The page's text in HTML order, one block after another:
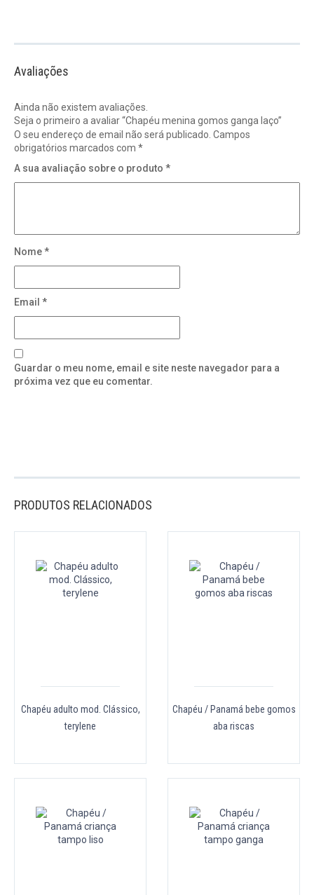
Avaliações
Ainda não existem avaliações.
Seja o primeiro a avaliar “Chapéu menina gomos ganga laço”
O seu endereço de email não será publicado. Campos
obrigatórios marcados com *
A sua avaliação sobre o produto *
Nome*
Email *
Guardar o meu nome, email e site neste navegador para a
próxima vez que eu comentar.
PRODUTOS RELACIONADOS
Chapéu adulto mod. Clássico,
terylene
Chapéu / Panamá bebe gomos
aba riscas